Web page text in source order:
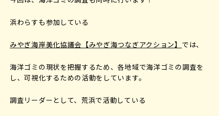
浜わらすも参加している
みやぎ海岸美化協議会【みやぎ海つなぎアクション】 では、
海洋ゴミの現状を把握するため、各地域で海洋ゴミの調査を
し、可視化するための活動をしています。
調査リーダーとして、荒浜で活動している